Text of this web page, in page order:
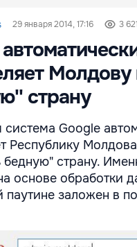
29 января 2014, 17:16 3 621
Молдову
страну
система Google
Республику
бедную" страну.
основе обработки
паутине заложен в